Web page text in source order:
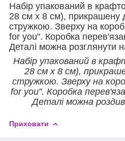
Набір упакований в
28 см х 8 см), прикрашену
стружкою. Зверху на
for you". Коробка
Деталі можна розглянути
Набір упакований в
28 см х 8 см),
стружкою. Зверху на
for you". Коробка
Деталі можна
Приховати